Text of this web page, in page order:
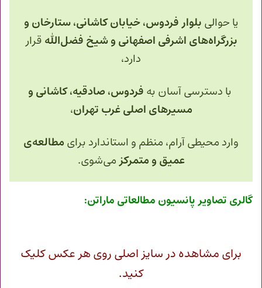
یا حوالی بلوار فردوس، خیابان کاشانی، ستارخان و
بزرگراه‌های اشرفی اصفهانی و شیخ فضل‌الله قرار
دارد،
با دسترسی آسان به فردوس، صادقیه، کاشانی و
مسیرهای اصلی غرب تهران،
وارد محیطی آرام، منظم و استاندارد برای مطالعه‌ی
عمیق و متمرکزمی‌شوی.
گالری تصاویر پانسیون مطالعاتی ماراتن:
برای مشاهده در سایز اصلی روی هر عکس کلیک
کنید.